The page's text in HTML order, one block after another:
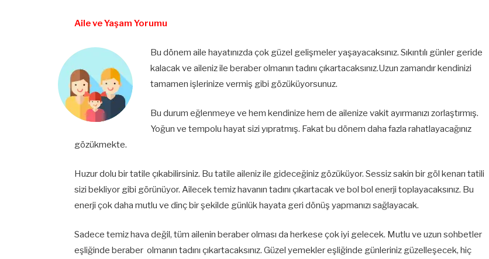
Aile ve Yaşam Yorumu
Bu dönem aile hayatınızda çok güzel gelişmeler yaşayacaksınız. Sıkıntılı günler geride
kalacak ve aileniz ile beraber olmanın tadını çıkartacaksınız.Uzun zamandır kendinizi
tamamen işlerinize vermiş gibi gözüküyorsunuz.
Bu durum eğlenmeye ve hem kendinize hem de ailenize vakit ayırmanızı zorlaştırmış.
Yoğun ve tempolu hayat sizi yıpratmış. Fakat bu dönem daha fazla rahatlayacağınız
gözükmekte.
Huzur dolu bir tatile çıkabilirsiniz. Bu tatile aileniz ile gideceğiniz gözüküyor. Sessiz sakin bir göl kenarı tatili
sizi bekliyor gibi görünüyor. Ailecek temiz havanın tadını çıkartacak ve bol bol enerji toplayacaksınız. Bu
enerji çok daha mutlu ve dinç bir şekilde günlük hayata geri dönüş yapmanızı sağlayacak.
Sadece temiz hava değil, tüm ailenin beraber olması da herkese çok iyi gelecek. Mutlu ve uzun sohbetler
eşliğinde beraber olmanın tadını çıkartacaksınız. Güzel yemekler eşliğinde günleriniz güzelleşecek, hiç